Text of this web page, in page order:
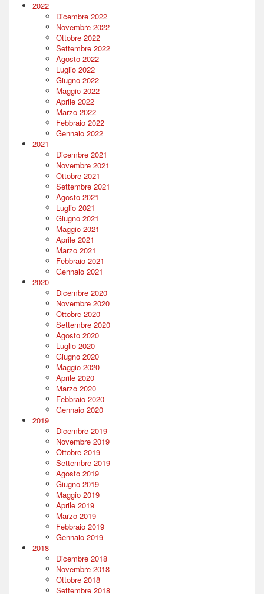
2022
Dicembre 2022
Novembre 2022
Ottobre 2022
Settembre 2022
Agosto 2022
Luglio 2022
Giugno 2022
Maggio 2022
Aprile 2022
Marzo 2022
Febbraio 2022
Gennaio 2022
2021
Dicembre 2021
Novembre 2021
Ottobre 2021
Settembre 2021
Agosto 2021
Luglio 2021
Giugno 2021
Maggio 2021
Aprile 2021
Marzo 2021
Febbraio 2021
Gennaio 2021
2020
Dicembre 2020
Novembre 2020
Ottobre 2020
Settembre 2020
Agosto 2020
Luglio 2020
Giugno 2020
Maggio 2020
Aprile 2020
Marzo 2020
Febbraio 2020
Gennaio 2020
2019
Dicembre 2019
Novembre 2019
Ottobre 2019
Settembre 2019
Agosto 2019
Giugno 2019
Maggio 2019
Aprile 2019
Marzo 2019
Febbraio 2019
Gennaio 2019
2018
Dicembre 2018
Novembre 2018
Ottobre 2018
Settembre 2018